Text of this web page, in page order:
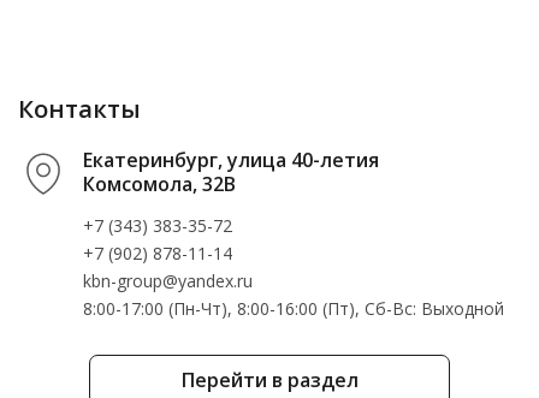
Перейти в раздел
Контакты
Екатеринбург, улица 40-летия
Комсомола, 32В
+7 (343) 383-35-72
+7 (902) 878-11-14
kbn-group@yandex.ru
8:00-17:00 (Пн-Чт), 8:00-16:00 (Пт), Cб-Вс: Выходной